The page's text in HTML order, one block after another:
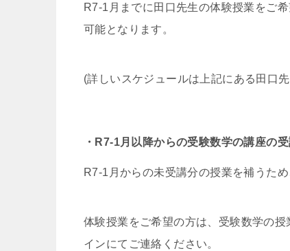
R7-1月までに田口先生の体験授業をご
可能となります。
(詳しいスケジュールは上記にある田口
・R7-1月以降からの受験数学の講座の
R7-1月からの未受講分の授業を補うため
体験授業をご希望の方は、受験数学の
インにてご連絡ください。